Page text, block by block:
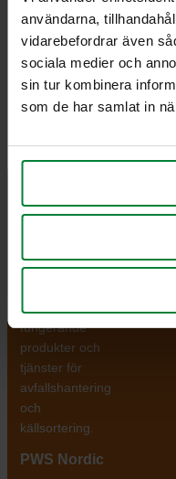
användarna,
vidarebefordrar även
sociala medier och
sin tur kombinera
som de har samlat in
Färger
Galvaniserat stål
Emaljerad utsida
PWS Nordic
effektiva,
och väl
fungerande
produkter och
tjänster för
avfallshantering
och
källsortering.
PWS Nordic